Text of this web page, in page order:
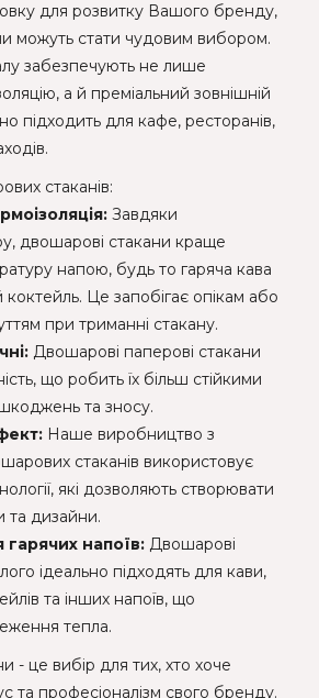
для розвитку Вашого бренду,
можуть стати чудовим вибором.
забезпечують не лише
а й преміальний зовнішній
підходить для кафе, ресторанів,
стаканів:
Завдяки
двошарові стакани краще
напою, будь то гаряча кава
Це запобігає опікам або
при триманні стакану.
Двошарові паперові стакани
що робить їх більш стійкими
та зносу.
Наше виробництво з
стаканів використовує
які дозволяють створювати
та дизайни.
гарячих напоїв: Двошарові
ідеально підходять для кави,
та інших напоїв, що
тепла.
- це вибір для тих, хто хоче
та професіоналізм свого бренду.